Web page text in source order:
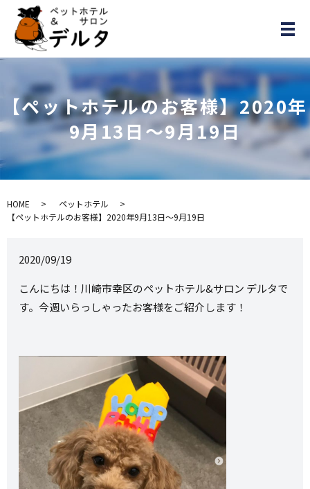
メ
【ペットホテルのお客様】2020年
9月13日～9月19日
HOME
ペットホテル
【ペットホテルのお客様】2020年9月13日～9月19日
2020/09/19
こんにちは！川崎市幸区のペットホテル&サロン デルタで
す。今週いらっしゃったお客様をご紹介します！